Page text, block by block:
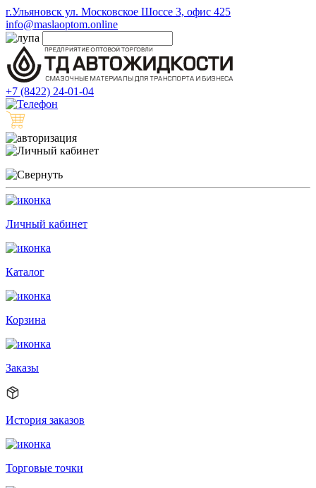
г.Ульяновск ул. Московское Шоссе 3, офис 425
info@maslaoptom.online
+7 (8422) 24-01-04
Личный кабинет
Каталог
Корзина
Заказы
История заказов
Торговые точки